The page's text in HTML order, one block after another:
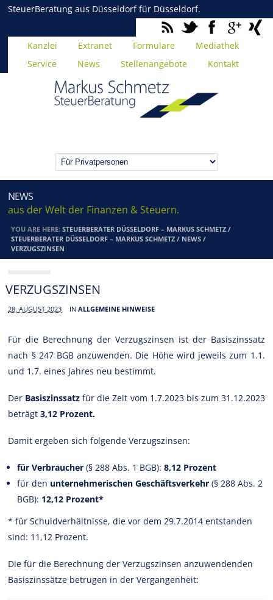
SteuerBeratung aus Düsseldorf für Düsseldorf.
Kanzlei Extranet Formulare
Mediathek
Service
News Stellenangebote Kontakt
NEWS
aus der Welt der Finanzen & Steuern.
YOU ARE HERE:STEUERBERATER DÜSSELDORF – MARKUS SCHMETZ /
STEUERBERATER DÜSSELDORF – MARKUS SCHMETZ / NEWS /
VERZUGSZINSEN
VERZUGSZINSEN
28. AUGUST 2023 INALLGEMEINE HINWEISE
Für die Berechnung der Verzugszinsen ist der Basiszinssatz
nach § 247 BGB anzuwenden. Die Höhe wird jeweils zum 1.1.
und 1.7. eines Jahres neu bestimmt.
Der Basiszinssatz für die Zeit vom 1.7.2023 bis zum 31.12.2023
beträgt3,12 Prozent.
Damit ergeben sich folgende Verzugszinsen:
für Verbraucher(§ 288 Abs. 1 BGB):8,12 Prozent
für den unternehmerischen Geschäftsverkehr(§ 288 Abs. 2
BGB): 12,12 Prozent*
* für Schuldverhältnisse, die vor dem 29.7.2014 entstanden
sind: 11,12 Prozent.
Die für die Berechnung der Verzugszinsen anzuwendenden
Basiszinssätze betrugen in der Vergangenheit: